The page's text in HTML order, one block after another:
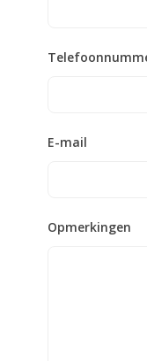
E-mail
Opmerkingen